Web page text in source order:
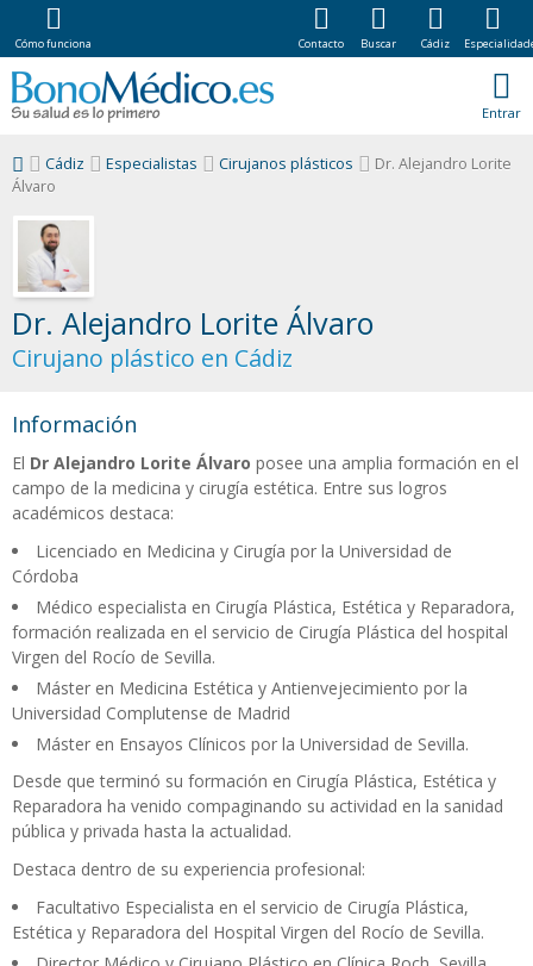
Entrar
Cádiz Especialistas Cirujanos plásticos
Dr. Alejandro Lorite
Álvaro
Dr. Alejandro Lorite Álvaro
Cirujano plástico en Cádiz
Información
El Dr Alejandro Lorite Álvaro posee una amplia formación en el
campo de la medicina y cirugía estética. Entre sus logros
académicos destaca:
Licenciado en Medicina y Cirugía por la Universidad de
Córdoba
Médico especialista en Cirugía Plástica, Estética y Reparadora,
formación realizada en el servicio de Cirugía Plástica del hospital
Virgen del Rocío de Sevilla.
Máster en Medicina Estética y Antienvejecimiento por la
Universidad Complutense de Madrid
Máster en Ensayos Clínicos por la Universidad de Sevilla.
Desde que terminó su formación en Cirugía Plástica, Estética y
Reparadora ha venido compaginando su actividad en la sanidad
pública y privada hasta la actualidad.
Destaca dentro de su experiencia profesional:
Facultativo Especialista en el servicio de Cirugía Plástica,
Estética y Reparadora del Hospital Virgen del Rocío de Sevilla.
Cómo funciona Contacto Buscar Cádiz